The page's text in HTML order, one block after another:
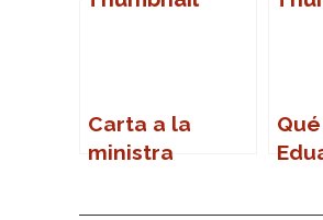
Carta a la
ministra